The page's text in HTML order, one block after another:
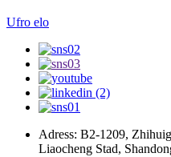
Ufro elo
Adress: B2-1209,
Liaocheng Stad,